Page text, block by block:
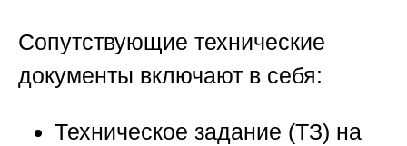
Сопутствующие технические
документы включают в себя:
Техническое задание (ТЗ) на